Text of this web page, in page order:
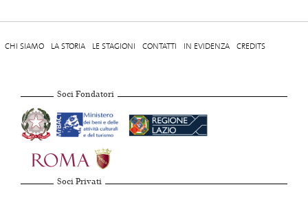
CHI SIAMO LA STORIA LE STAGIONI CONTATTI IN EVIDENZA CREDITS
Soci Fondatori
Soci Privati